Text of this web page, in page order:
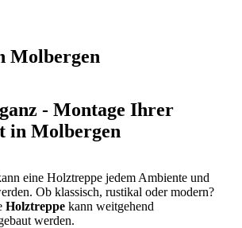
Molbergen
- Montage Ihrer
in Molbergen
eine Holztreppe jedem Ambiente und
Ob klassisch, rustikal oder modern?
Holztreppe kann weitgehend
werden.